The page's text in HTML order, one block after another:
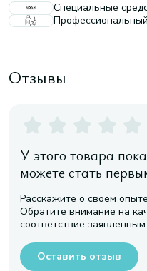
Специальные
Отзывы
У этого товара
можете стать
Расскажите о своем
Обратите внимание на
соответствие
Оставить отзыв